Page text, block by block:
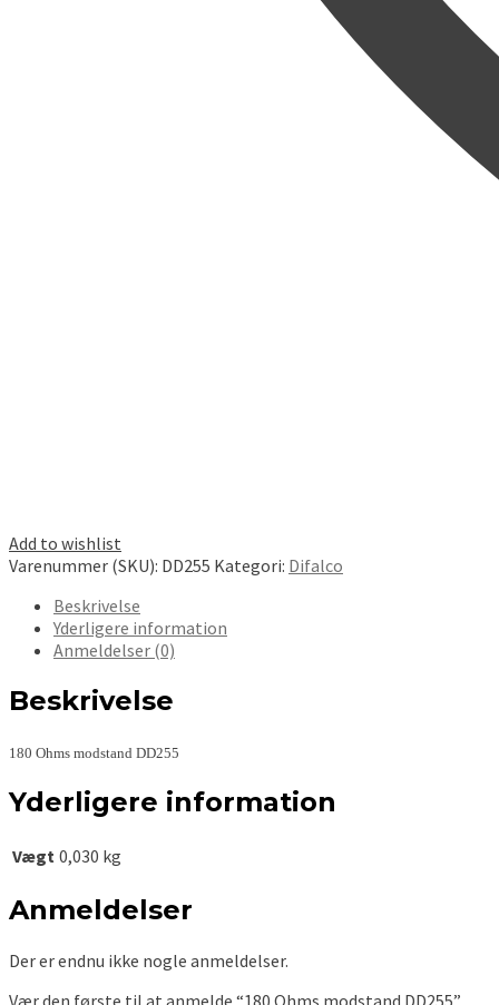
Add to wishlist
Varenummer (SKU): DD255 Kategori: Difalco
Beskrivelse
Yderligere information
Anmeldelser (0)
Beskrivelse
180 Ohms modstand DD255
Yderligere information
Vægt 0,030 kg
Anmeldelser
Der er endnu ikke nogle anmeldelser.
Vær den første til at anmelde “180 Ohms modstand DD255”